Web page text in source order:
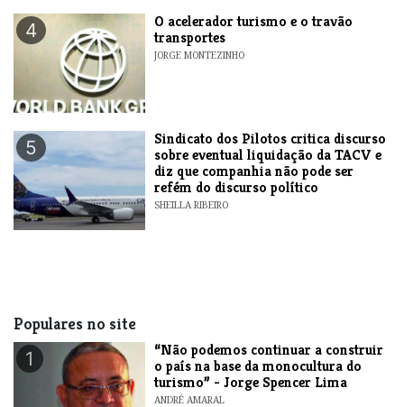
4
O acelerador turismo e o travão
transportes
JORGE MONTEZINHO
5
Sindicato dos Pilotos critica discurso
sobre eventual liquidação da TACV e
diz que companhia não pode ser
refém do discurso político
SHEILLA RIBEIRO
Populares no site
1
“Não podemos continuar a construir
o país na base da monocultura do
turismo” - Jorge Spencer Lima
ANDRÉ AMARAL